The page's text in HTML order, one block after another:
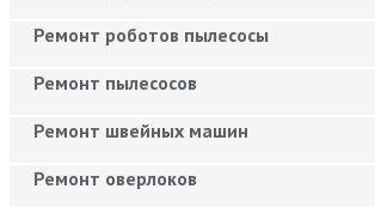
Ремонт роботов пылесосы
Ремонт пылесосов
Ремонт швейных машин
Ремонт оверлоков